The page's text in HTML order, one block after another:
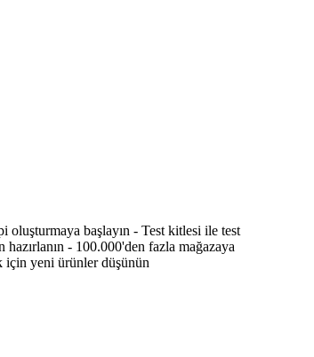
başlayın - Test kitlesi ile test
- 100.000'den fazla mağazaya
için yeni ürünler düşünün